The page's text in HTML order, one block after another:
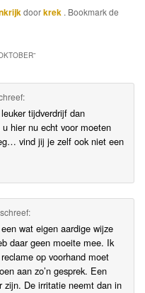
doorkrek . Bookmark de
”
tijdverdrijf dan
hier nu echt voor moeten
vind jij je zelf ook niet een
schreef:
wat eigen aardige wijze
daar geen moeite mee. Ik
op voorhand moet
aan zo’n gesprek. Een
zijn. De irritatie neemt dan in